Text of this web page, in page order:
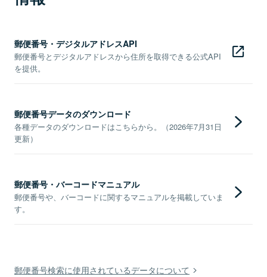
郵便番号・デジタルアドレスAPI
郵便番号とデジタルアドレスから住所を取得できる公式API
を提供。
郵便番号データのダウンロード
各種データのダウンロードはこちらから。（2026年7月31日
更新）
郵便番号・バーコードマニュアル
郵便番号や、バーコードに関するマニュアルを掲載していま
す。
郵便番号検索に使用されているデータについて